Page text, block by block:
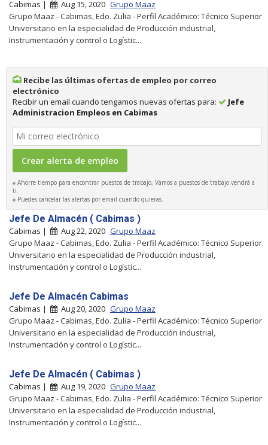
Cabimas | Aug 15, 2020 Grupo Maaz
Grupo Maaz - Cabimas, Edo. Zulia - Perfil Académico: Técnico Superior
Universitario en la especialidad de Producción industrial,
Instrumentación y control o Logístic...
Recibe las últimas ofertas de empleo por correo
electrónico
Recibir un email cuando tengamos nuevas ofertas para:
Jefe
Administracion Empleos en Cabimas
Ahorre tiempo para encontrar puestos de trabajo, Vamos a puestos de trabajo vendrá a
ti.
Puedes cancelar las alertas por email cuando quieras.
Jefe De Almacén ( Cabimas )
Cabimas | Aug 22, 2020 Grupo Maaz
Grupo Maaz - Cabimas, Edo. Zulia - Perfil Académico: Técnico Superior
Universitario en la especialidad de Producción industrial,
Instrumentación y control o Logístic...
Jefe De Almacén Cabimas
Cabimas | Aug 20, 2020 Grupo Maaz
Grupo Maaz - Cabimas, Edo. Zulia - Perfil Académico: Técnico Superior
Universitario en la especialidad de Producción industrial,
Instrumentación y control o Logístic...
Jefe De Almacén ( Cabimas )
Cabimas | Aug 19, 2020 Grupo Maaz
Grupo Maaz - Cabimas, Edo. Zulia - Perfil Académico: Técnico Superior
Universitario en la especialidad de Producción industrial,
Instrumentación y control o Logístic...